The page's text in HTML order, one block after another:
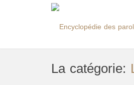
La catégorie: